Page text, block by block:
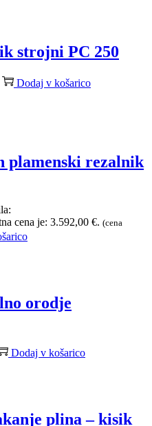
strojni PC 250
Dodaj v košarico
plamenski rezalnik
cena je: 3.592,00 €. (cena
orodje
Dodaj v košarico
plina – kisik